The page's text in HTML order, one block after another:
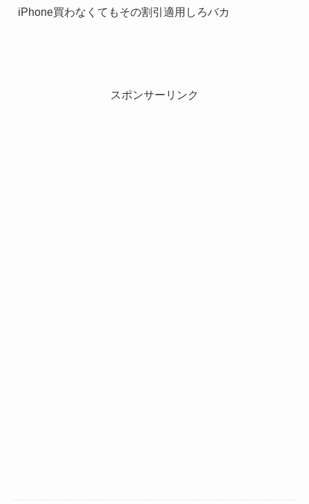
iPhone買わなくてもその割引適用しろバカ
スポンサーリンク